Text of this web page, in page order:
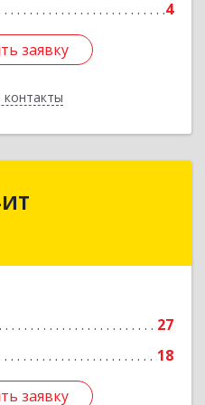
4
заявку
контакты
заявку
27
18
заявку
Проф-ИТ
Псков г, Металлистов
заявку